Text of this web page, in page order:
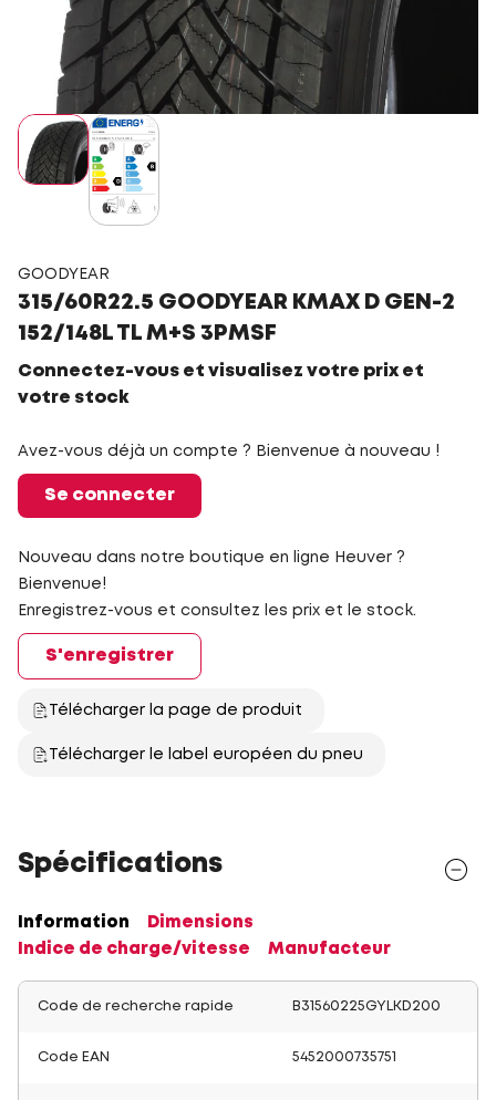
GOODYEAR
315/60R22.5 GOODYEAR KMAX D GEN-2
152/148L TL M+S 3PMSF
Connectez-vous et visualisez votre prix et
votre stock
Avez-vous déjà un compte ? Bienvenue à nouveau !
Se connecter
Nouveau dans notre boutique en ligne Heuver ?
Bienvenue!
Enregistrez-vous et consultez les prix et le stock.
S'enregistrer
Télécharger la page de produit
Télécharger le label européen du pneu
Spécifications
Information
Dimensions
Indice de charge/vitesse
Manufacteur
Code de recherche rapide B31560225GYLKD200
Code EAN 5452000735751